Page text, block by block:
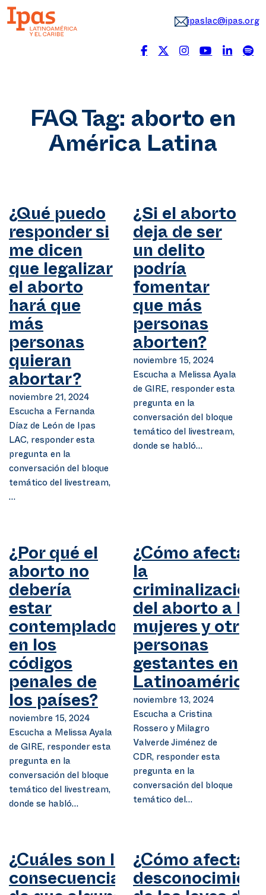
ipaslac@ipas.org
FAQ Tag: aborto en
América Latina
¿Qué puedo
responder si
me dicen
que legalizar
el aborto
hará que
más
personas
quieran
abortar?
noviembre 21, 2024
Escucha a Fernanda
Díaz de León de Ipas
LAC, responder esta
pregunta en la
conversación del bloque
temático del livestream,
…
¿Si el aborto
deja de ser
un delito
podría
fomentar
que más
personas
aborten?
noviembre 15, 2024
Escucha a Melissa Ayala
de GIRE, responder esta
pregunta en la
conversación del bloque
temático del livestream,
donde se habló…
¿Por qué el
aborto no
debería
estar
contemplado
en los
códigos
penales de
los países?
noviembre 15, 2024
Escucha a Melissa Ayala
de GIRE, responder esta
pregunta en la
conversación del bloque
temático del livestream,
donde se habló…
¿Cómo afecta
la
criminalización
del aborto a las
mujeres y otras
personas
gestantes en
Latinoamérica?
noviembre 13, 2024
Escucha a Cristina
Rossero y Milagro
Valverde Jiménez de
CDR, responder esta
pregunta en la
conversación del bloque
temático del…
¿Cuáles son las
consecuencias
¿Cómo afecta el